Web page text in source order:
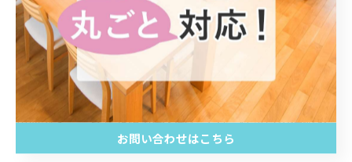
や瑕疵にも備えられるからです。例えば、自治体のリフ
ォーム補助金制度を利用しつつ、施工会社の保証サービ
スや瑕疵保険に加入することで、万が一のトラブルにも
柔軟に対応できます。補助金申請には自治体ごとの条件
確認と、工事内容が保証の対象となるか事前チェックが
重要です。こうした組み合わせにより、住まいの価値を
守りつつ、将来的な安心を得ることが可能です。
お問い合わせはこちら